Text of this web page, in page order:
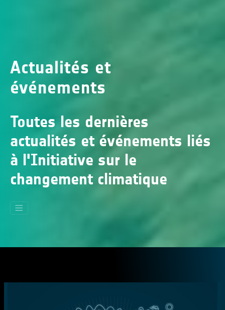
Actualités et
événements
Toutes les dernières
actualités et événements liés
à l'Initiative sur le
changement climatique